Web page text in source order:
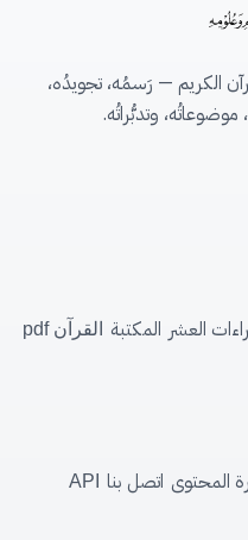
الكريم — رَسمُه، تجويدُه،
موضوعاتُه، وتدبُّراتُه.
العشر المكتبة القرآن pdf
المحتوى اتصل بنا
API